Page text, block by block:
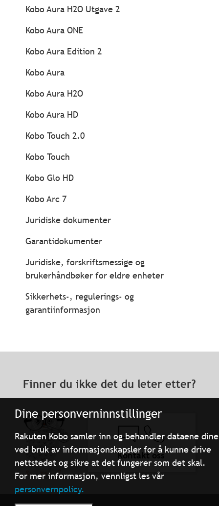
Dine personverninnstillinger
Rakuten Kobo samler inn og behandler dataene dine
ved bruk av informasjonskapsler for å kunne drive
nettstedet og sikre at det fungerer som det skal.
For mer informasjon, vennligst les vår
personvernpolicy.
Kobo Aura H2O Utgave 2
Kobo Aura ONE
Kobo Aura Edition 2
Kobo Aura
Kobo Aura H2O
Kobo Aura HD
Kobo Touch 2.0
Kobo Touch
Kobo Glo HD
Kobo Arc 7
Juridiske dokumenter
Garantidokumenter
Juridiske, forskriftsmessige og
brukerhåndbøker for eldre enheter
Sikkerhets-, regulerings- og
garantiinformasjon
Finner du ikke det du leter etter?
Kontakt oss